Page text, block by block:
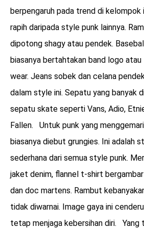
berpengaruh pada trend di kelompok
rapih daripada style punk lainnya.
dipotong shagy atau pendek.
biasanya bertahtakan band logo
wear. Jeans sobek dan celana
dalam style ini. Sepatu yang banyak
sepatu skate seperti Vans, Adio,
Fallen. Untuk punk yang
biasanya diebut grungies. Ini adalah
sederhana dari semua style punk.
jaket denim, flannel t-shirt
dan doc martens. Rambut
tidak diwarnai. Image gaya ini
tetap menjaga kebersihan diri. Yang